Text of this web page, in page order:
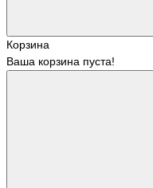
Корзина
Ваша корзина пуста!